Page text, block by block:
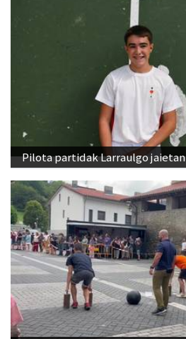
Pilota partidak Larraulgo jaietan